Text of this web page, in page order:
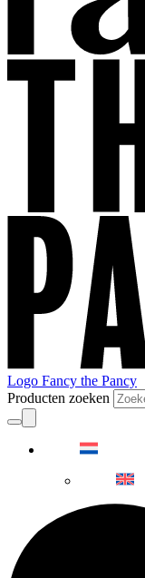
Logo Fancy the Pancy
Producten zoeken